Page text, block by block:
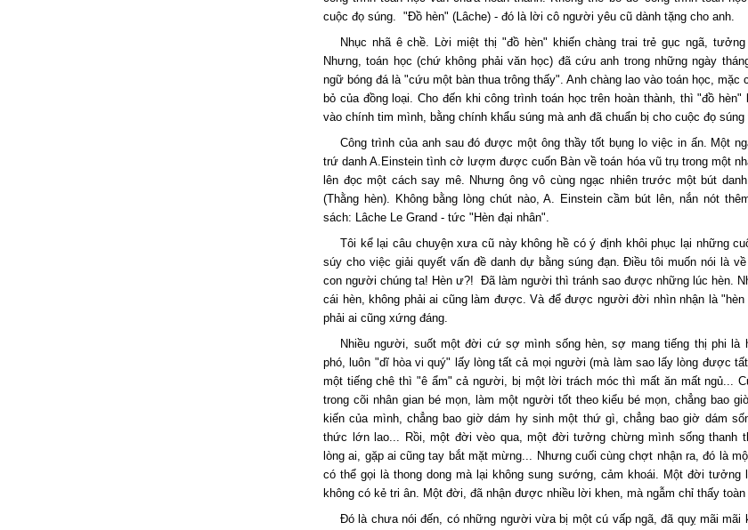
cuộc đọ súng. "Đồ hèn" (Lâche) - đó là lời cô người yêu cũ dành tặng cho anh.
Nhục nhã ê chề. Lời miệt thị "đồ hèn" khiến chàng trai trẻ gục ngã,
Nhưng, toán học (chứ không phải văn học) đã cứu anh trong những ngày
ngữ bóng đá là "cứu một bàn thua trông thấy". Anh chàng lao vào toán học, mặc
bỏ của đồng loại. Cho đến khi công trình toán học trên hoàn thành, thì "đồ hèn"
vào chính tim mình, bằng chính khẩu súng mà anh đã chuẩn bị cho cuộc đọ
Công trình của anh sau đó được một ông thầy tốt bụng lo việc in ấn. Một
trứ danh A.Einstein tình cờ lượm được cuốn Bàn về toán hóa vũ trụ trong một
lên đọc một cách say mê. Nhưng ông vô cùng ngạc nhiên trước một bút
(Thằng hèn). Không bằng lòng chút nào, A. Einstein cầm bút lên, nắn nót
sách: Lâche Le Grand - tức "Hèn đại nhân".
Tôi kể lại câu chuyện xưa cũ này không hề có ý định khôi phục lại những
súy cho việc giải quyết vấn đề danh dự bằng súng đạn. Điều tôi muốn nói là
con người chúng ta! Hèn ư?! Đã làm người thì tránh sao được những lúc hèn.
cái hèn, không phải ai cũng làm được. Và để được người đời nhìn nhận là "hèn
phải ai cũng xứng đáng.
Nhiều người, suốt một đời cứ sợ mình sống hèn, sợ mang tiếng thị phi là
phó, luôn "dĩ hòa vi quý" lấy lòng tất cả mọi người (mà làm sao lấy lòng được
một tiếng chê thì "ê ẩm" cả người, bị một lời trách móc thì mất ăn mất ngủ...
trong cõi nhân gian bé mọn, làm một người tốt theo kiểu bé mọn, chẳng bao
kiến của mình, chẳng bao giờ dám hy sinh một thứ gì, chẳng bao giờ dám
thức lớn lao... Rồi, một đời vèo qua, một đời tưởng chừng mình sống thanh
lòng ai, gặp ai cũng tay bắt mặt mừng... Nhưng cuối cùng chợt nhận ra, đó là
có thể gọi là thong dong mà lại không sung sướng, cảm khoái. Một đời tưởng
không có kẻ tri ân. Một đời, đã nhận được nhiều lời khen, mà ngẫm chỉ thấy toàn
Đó là chưa nói đến, có những người vừa bị một cú vấp ngã, đã quỵ mãi mãi